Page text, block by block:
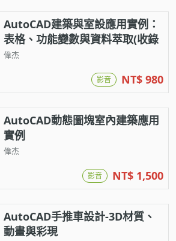
AutoCAD建築與室設應用實例：
表格、功能變數與資料萃取(收錄
超實用測量小程式)
偉杰
影音 NT$ 980
AutoCAD動態圖塊室內建築應用
實例
偉杰
影音 NT$ 1,500
AutoCAD手推車設計-3D材質、
動畫與彩現